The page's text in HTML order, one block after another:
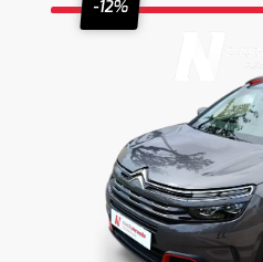
-12%